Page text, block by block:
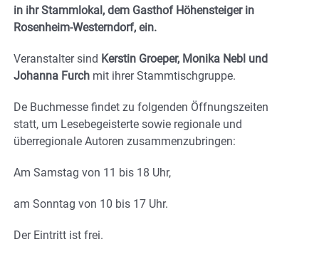
in ihr Stammlokal, dem Gasthof Höhensteiger in
Rosenheim-Westerndorf, ein.
Veranstalter sind Kerstin Groeper, Monika Nebl und
Johanna Furch mit ihrer Stammtischgruppe.
De Buchmesse findet zu folgenden Öffnungszeiten
statt, um Lesebegeisterte sowie regionale und
überregionale Autoren zusammenzubringen:
Am Samstag von 11 bis 18 Uhr,
am Sonntag von 10 bis 17 Uhr.
Der Eintritt ist frei.